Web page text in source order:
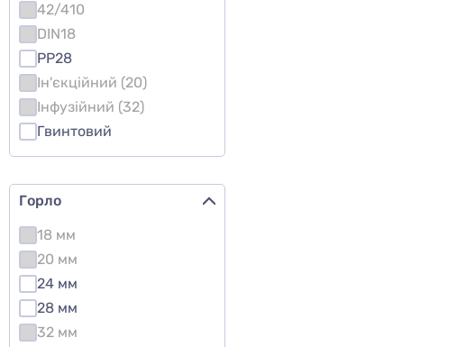
42/410
DIN18
PP28
Ін'єкційний (20)
Інфузійний (32)
Гвинтовий
Горло
18 мм
20 мм
24 мм
28 мм
32 мм